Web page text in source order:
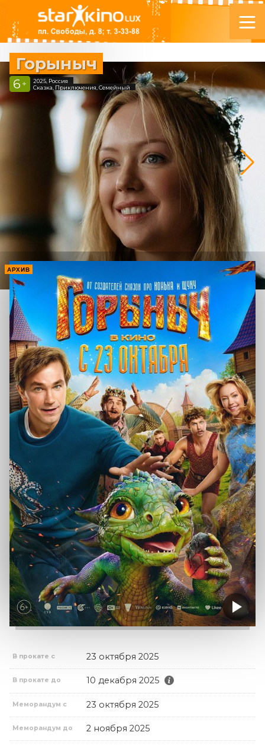
Горыныч
6 +
2025, Россия
Сказка, Приключения, Семейный
АРХИВ
В прокате с 23 октября 2025
В прокате до 10 декабря 2025
Меморандум с 23 октября 2025
Меморандум до 2 ноября 2025